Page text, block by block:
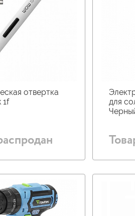
отвертка
1f
для